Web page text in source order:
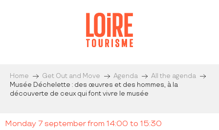
Home Get Out and Move Agenda
All the agenda
Musée Déchelette : des œuvres et des hommes, à la
découverte de ceux qui font vivre le musée
Monday 7 september from 14:00 to 15:30